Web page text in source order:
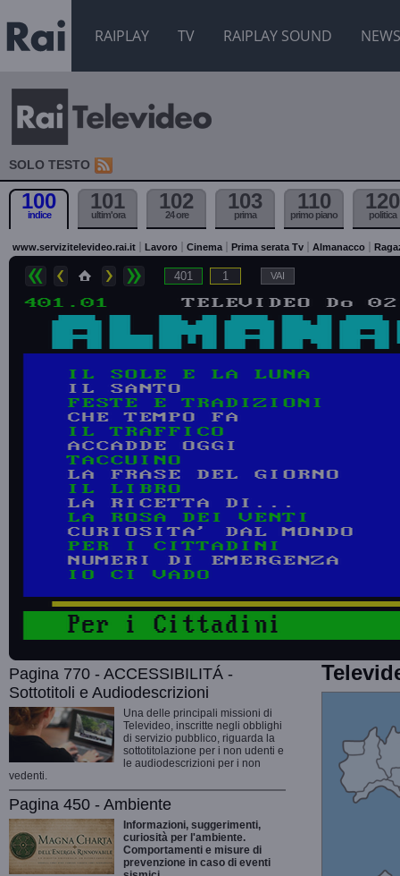
RAIPLAY TV RAIPLAY SOUND NEWS
SOLO TESTO
100
indice
101
ultim'ora
102
24 ore
103
prima
110
primo piano
120
politica
www.servizitelevideo.rai.it Lavoro Cinema Prima serata Tv Almanacco
Pagina 770 - ACCESSIBILITÁ -
Sottotitoli e Audiodescrizioni
Una delle principali missioni di
Televideo, inscritte negli obblighi
di servizio pubblico, riguarda la
sottotitolazione per i non udenti e
le audiodescrizioni per i non
vedenti.
Pagina 450 - Ambiente
Informazioni, suggerimenti,
curiosità per l'ambiente.
Comportamenti e misure di
prevenzione in caso di eventi